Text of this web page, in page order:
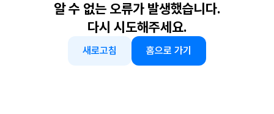
알 수 없는 오류가 발생했습니다.
다시 시도해주세요.
새로고침 홈으로 가기